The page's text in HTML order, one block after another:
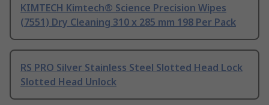
KIMTECH Kimtech® Science Precision Wipes
(7551) Dry Cleaning 310 x 285 mm 198 Per Pack
RS PRO Silver Stainless Steel Slotted Head Lock
Slotted Head Unlock